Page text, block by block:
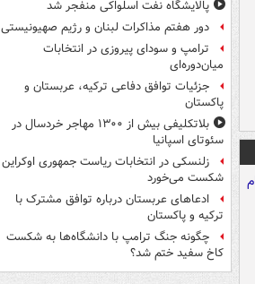
پالایشگاه نفت اسلواکی منفجر شد
دور هفتم مذاکرات لبنان و رژیم صهیونیستی
ترامپ و سودای پیروزی در انتخابات
میان‌دوره‌ای
جزئیات توافق دفاعی ترکیه، عربستان و
پاکستان
بلاتکلیفی بیش از ۱۳۰۰ مهاجر خردسال در
سئوتای اسپانیا
زلنسکی در انتخابات ریاست جمهوری اوکراین
شکست می‌خورد
ادعاهای عربستان درباره توافق مشترک با
ترکیه و پاکستان
چگونه جنگ ترامپ با دانشگاه‌ها به شکست
کاخ سفید ختم شد؟